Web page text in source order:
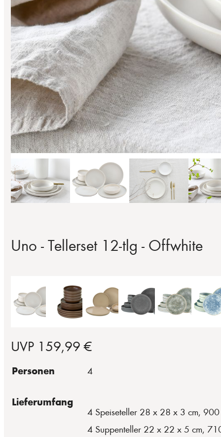
Uno - Tellerset 12-tlg - Offwhite
UVP 159,99 €
Personen 4
Lieferumfang
4 Speiseteller 28 x 28 x 3 cm,
4 Suppenteller 22 x 22 x 5 cm,